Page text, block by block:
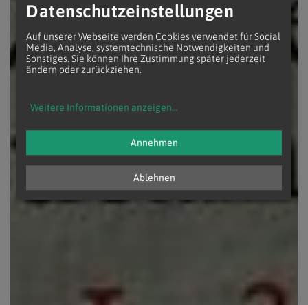
Datenschutzeinstellungen
Auf unserer Webseite werden Cookies verwendet für Social
Media, Analyse, systemtechnische Notwendigkeiten und
Sonstiges. Sie können Ihre Zustimmung später jederzeit
ändern oder zurückziehen.
Weitere Informationen anzeigen...
Ablehnen
Annehmen